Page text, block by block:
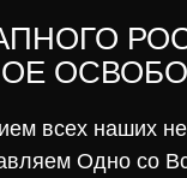
всех наших
Одно со